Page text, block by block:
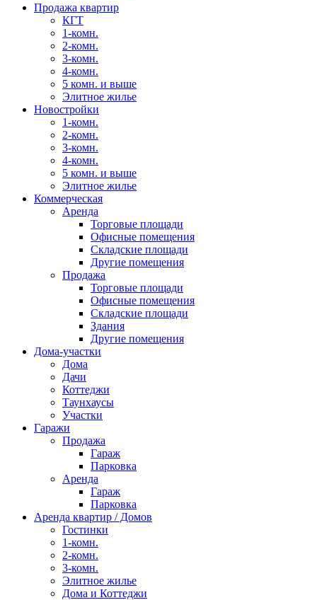
Продажа квартир
КГТ
1-комн.
2-комн.
3-комн.
4-комн.
5 комн. и выше
Элитное жилье
Новостройки
1-комн.
2-комн.
3-комн.
4-комн.
5 комн. и выше
Элитное жилье
Коммерческая
Аренда
Торговые площади
Офисные помещения
Складские площади
Другие помещения
Продажа
Торговые площади
Офисные помещения
Складские площади
Здания
Другие помещения
Дома-участки
Дома
Дачи
Коттеджи
Таунхаусы
Участки
Гаражи
Продажа
Гараж
Парковка
Аренда
Гараж
Парковка
Аренда квартир / Домов
Гостинки
1-комн.
2-комн.
3-комн.
Элитное жилье
Дома и Коттеджи